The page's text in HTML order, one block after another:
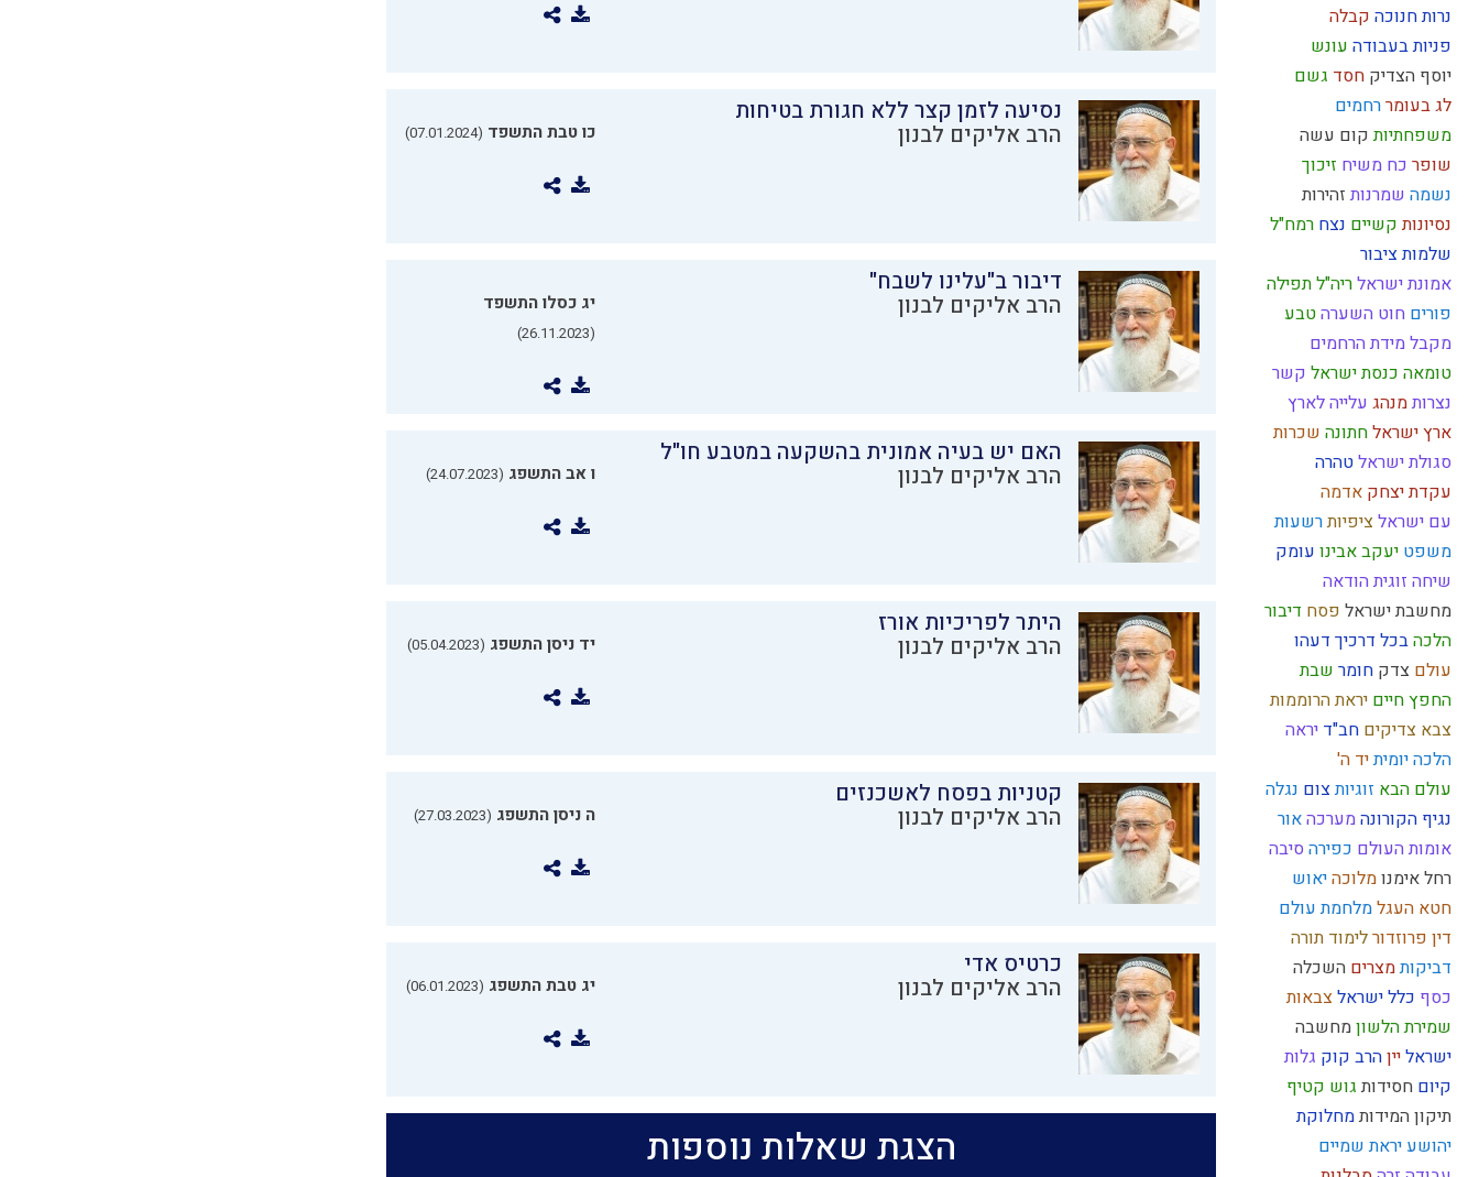
נרות חנוכה קבלה
פניות בעבודה עונש
יוסף הצדיק חסד גשם
לג בעומררחמים
משפחתיותקום עשה
שופר כח משיח זיכוך
נשמה שמרנות זהירות
נסיונותקשיים נצח רמח"ל
שלמותציבור
אמונת ישראלריה"לתפילה
פורים חוט השערהטבע
מקבלמידת הרחמים
טומאה כנסת ישראל קשר
נצרותמנהג עלייה לארץ
ארץ ישראלחתונה שכרות
סגולת ישראלטהרה
עקדת יצחק אדמה
עם ישראלציפיותרשעות
משפט יעקב אבינו עומק
שיחה זוגית הודאה
מחשבת ישראל פסח דיבור
הלכהבכל דרכיך דעהו
עולם צדק חומר שבת
החפץ חיים יראת הרוממות
צבא צדיקים חב"ד יראה
הלכה יומיתיד ה'
עולם הבא זוגיותצום נגלה
נגיף הקורונהמערכהאור
אומות העולם כפירה סיבה
רחל אימנומלוכהיאוש
חטא העגלמלחמת עולם
דין פרוזדורלימוד תורה
דביקותמצרים השכלה
כסף כלל ישראלצבאות
שמירת הלשוןמחשבה
ישראלייןהרב קוק גלות
קיום חסידותגוש קטיף
תיקון המידותמחלוקת
יהושע יראת שמיים
נסיעה לזמן קצר ללא חגורת בטיחות
הרב אליקים לבנון כו טבת התשפד (07.01.2024)
דיבור ב"עלינו לשבח"
הרב אליקים לבנון יג כסלו התשפד
(26.11.2023)
האם יש בעיה אמונית בהשקעה במטבע חו"ל
הרב אליקים לבנון ו אב התשפג (24.07.2023)
היתר לפריכיות אורז
הרב אליקים לבנון יד ניסן התשפג (05.04.2023)
קטניות בפסח לאשכנזים
הרב אליקים לבנון ה ניסן התשפג (27.03.2023)
כרטיס אדי
הרב אליקים לבנון יג טבת התשפג (06.01.2023)
הצגת שאלות נוספות